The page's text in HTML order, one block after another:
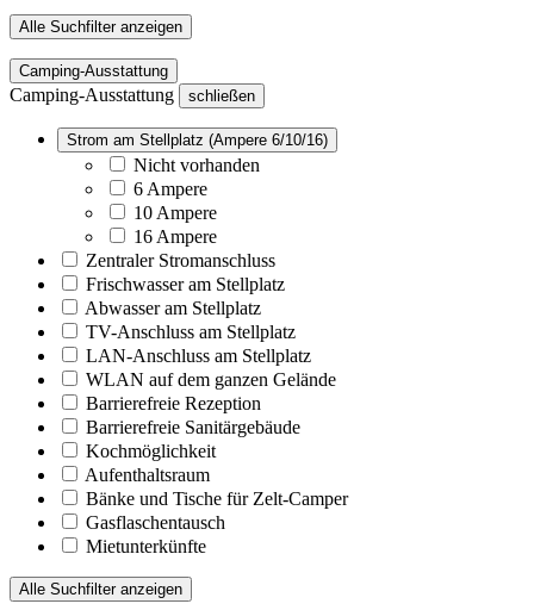
Alle Suchfilter anzeigen
Camping-Ausstattung
Camping-Ausstattung schließen
Strom am Stellplatz (Ampere 6/10/16)
Nicht vorhanden
6 Ampere
10 Ampere
16 Ampere
Zentraler Stromanschluss
Frischwasser am Stellplatz
Abwasser am Stellplatz
TV-Anschluss am Stellplatz
LAN-Anschluss am Stellplatz
WLAN auf dem ganzen Gelände
Barrierefreie Rezeption
Barrierefreie Sanitärgebäude
Kochmöglichkeit
Aufenthaltsraum
Bänke und Tische für Zelt-Camper
Gasflaschentausch
Mietunterkünfte
Alle Suchfilter anzeigen